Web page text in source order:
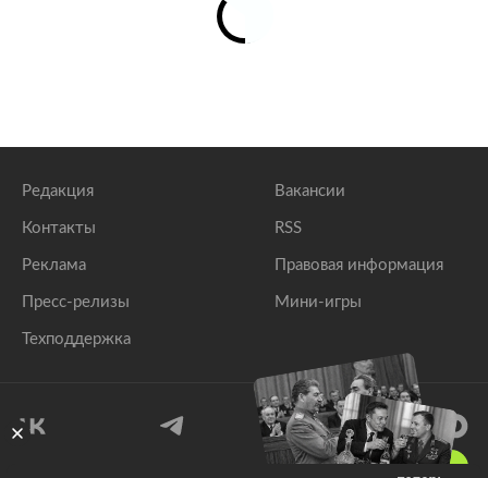
Редакция
Контакты
Реклама
Пресс-релизы
Техподдержка
Вакансии
RSS
Правовая информация
Мини-игры